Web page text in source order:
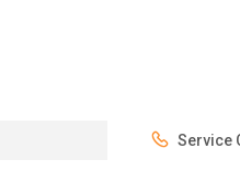
Service